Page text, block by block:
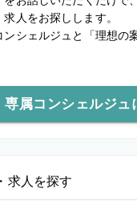
人をお探しします。
シェルジュと
「理想の
専属コンシェルジュ
求人を探す